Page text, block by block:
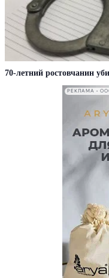
70-летний ростовчанин